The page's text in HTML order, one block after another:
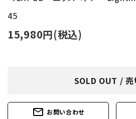
45
15,980円(税込)
SOLD OUT / 売
mail_outline お問い合わせ